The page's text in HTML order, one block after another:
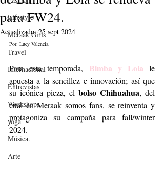
Lifestyle
Meraak Girls
Travel
Internacional
Entrevistas
Workshops
yoga
Música.
Arte
para FW24.
Actualizado:25 sept 2024
Por: Lucy Valencia.
Para esta temporada, Bimba y Lola le
apuesta a la sencillez e innovación; así que
su icónica pieza, el bolso Chihuahua, del
cual en Meraak somos fans, se reinventa y
protagoniza su campaña para fall/winter
2024.